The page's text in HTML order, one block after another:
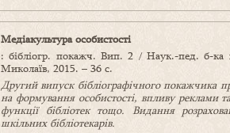
Медіакультура особистості
: бібліогр. покажч. Вип. 2 / Наук.-пед. б-
Миколаїв, 2015. – 36 с.
Другий випуск бібліографічного покажчика
на формування особистості, впливу реклами
функції бібліотек тощо. Видання
шкільних бібліотекарів.